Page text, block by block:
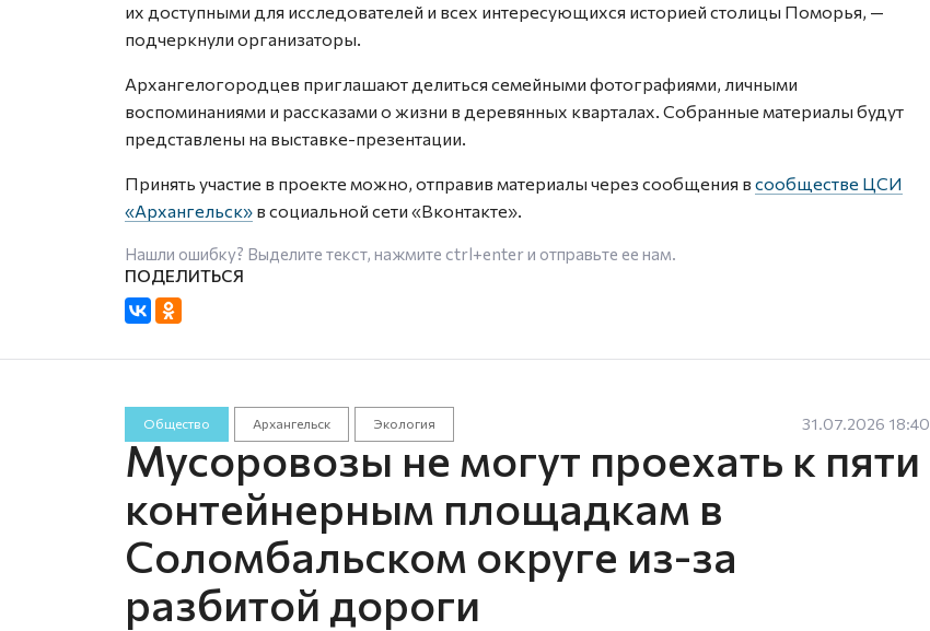
их доступными для исследователей и всех интересующихся историей столицы Поморья, —
подчеркнули организаторы.
Архангелогородцев приглашают делиться семейными фотографиями, личными
воспоминаниями и рассказами о жизни в деревянных кварталах. Собранные материалы будут
представлены на выставке-презентации.
Принять участие в проекте можно, отправив материалы через сообщения в сообществе ЦСИ
«Архангельск» в социальной сети «Вконтакте».
Нашли ошибку? Выделите текст, нажмите ctrl+enterи отправьте ее нам.
Общество Архангельск Экология 31.07.2026 18:40
Мусоровозы не могут проехать к пяти
контейнерным площадкам в
Соломбальском округе из-за
разбитой дороги